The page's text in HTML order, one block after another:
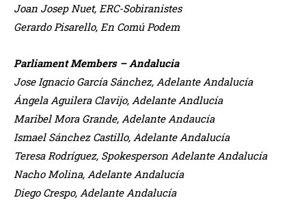
Joan Josep Nuet, ERC-Sobiranistes
Gerardo Pisarello, En Comú Podem
Parliament Members – Andalucia
Jose Ignacio García Sánchez, Adelante Andalucía
Ángela Aguilera Clavijo, Adelante Andlucía
Maribel Mora Grande, Adelante Andaucía
Ismael Sánchez Castillo, Adelante Andalucía
Teresa Rodríguez, Spokesperson Adelante Andalucía
Nacho Molina, Adelante Andalucía
Diego Crespo, Adelante Andalucía